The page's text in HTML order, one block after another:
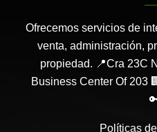
Ofrecemos servicios de
venta, administración,
propiedad. 📍Cra 23C
Business Center Of 203
Políticas